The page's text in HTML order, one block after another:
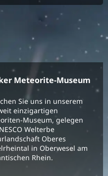
Meteorite-Museum
Sie uns in unserem
einzigartigen
Museum, gelegen
Welterbe
Oberes
in Oberwesel am
Rhein.